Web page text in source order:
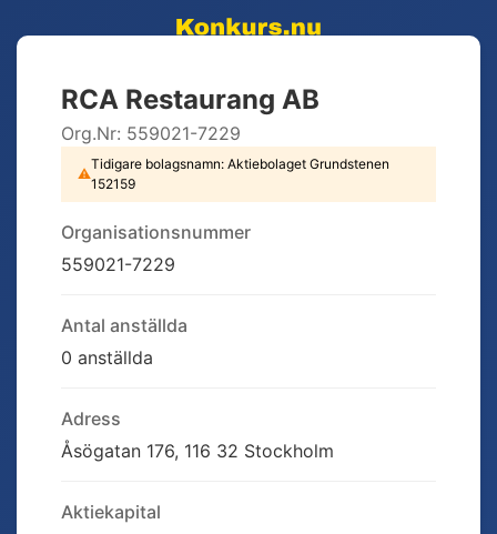
RCA Restaurang AB
Org.Nr: 559021-7229
⚠
Tidigare bolagsnamn: Aktiebolaget Grundstenen
152159
Organisationsnummer
559021-7229
Antal anställda
0 anställda
Adress
Åsögatan 176, 116 32 Stockholm
Aktiekapital